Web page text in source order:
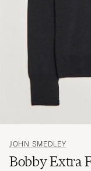
JOHN SMEDLEY
Bobby Extra